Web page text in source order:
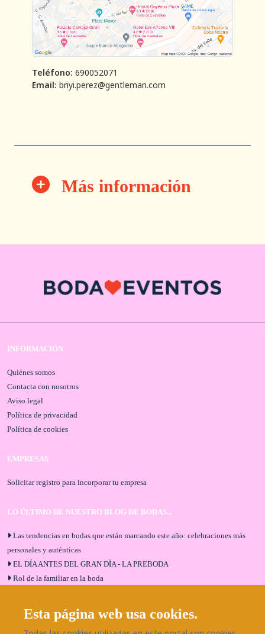
Teléfono: 690052071
Email: briyi.perez@gentleman.com
Más información
INFORMACIÓN
Quiénes somos
Contacta con nosotros
Aviso legal
Política de privacidad
Política de cookies
EMPRESAS
Solicitar registro para incorporar tu empresa
LO ÚLTIMO DE NUESTRO BLOG DE BODAS...
Las tendencias en bodas que están marcando este año: celebraciones más
personales y auténticas
EL DÍA ANTES DEL GRAN DÍA - LA PREBODA
Rol de la familiar en la boda
MálagaEsta página web usa cookies.